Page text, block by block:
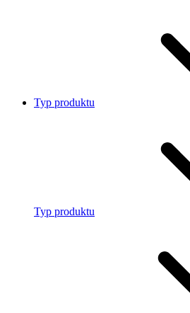
Typ produktu
Typ produktu